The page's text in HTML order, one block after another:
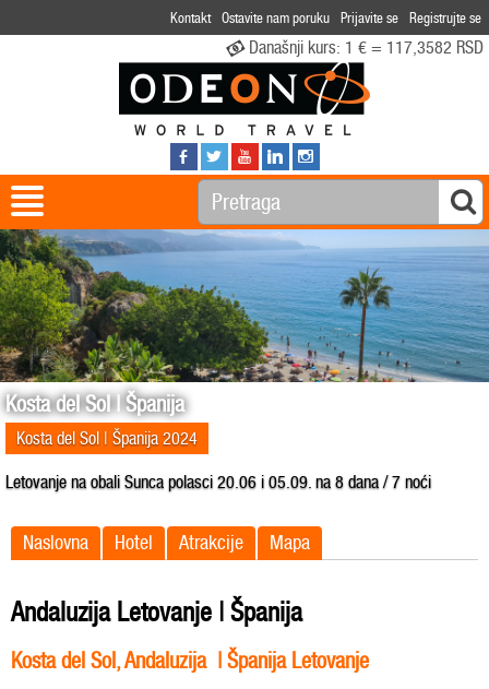
Kontakt Ostavite nam poruku Prijavite se Registrujte se
Današnji kurs: 1 € = 117,3582 RSD
Kosta del Sol | Španija
Kosta del Sol | Španija 2024
Letovanje na obali Sunca polasci 20.06 i 05.09. na 8 dana / 7 noći
Naslovna Hotel Atrakcije Mapa
Andaluzija Letovanje | Španija
Kosta del Sol, Andaluzija | Španija Letovanje